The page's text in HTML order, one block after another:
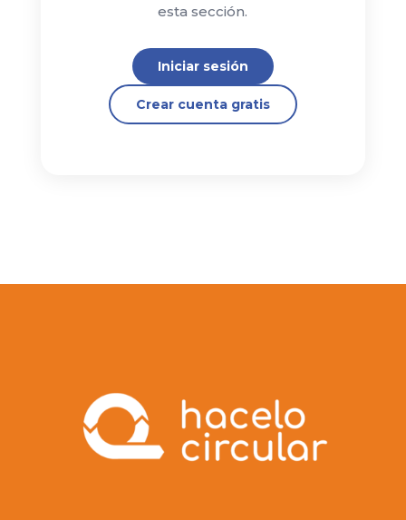
esta sección.
Iniciar sesión
Crear cuenta gratis